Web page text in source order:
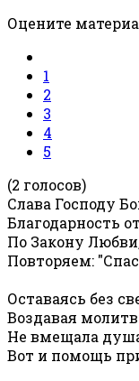
Оцените
1
2
3
4
5
(2 голосов)
Слава Господу
Благодарность
По Закону
Повторяем:
Оставаясь без
Воздавая
Не вмещала
Вот и помощь